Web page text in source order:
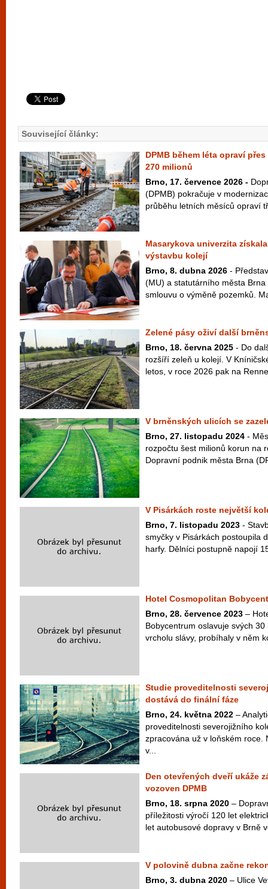
Související články:
DPMB během léta opraví
270 milionů
Brno, 17. července 2026 -
(DPMB) pokračuje v
průběhu letních měsíců opraví
Masarykova univerzita
výstavbu kolejí
Brno, 8. dubna 2026 -
(MU) a statutárního města
smlouvu o výměně pozemků.
Zelené pásy oživí další
Brno, 18. června 2025 - Do
rozšíří zeleň u kolejí. V
letos, v roce 2026 pak na
V brněnských ulicích se
Brno, 27. listopadu 2024 -
rozpočtu šest milionů korun na
Dopravní podnik města Brna
V Pisárkách roste největší
Brno, 7. listopadu 2023 -
smyčky v Pisárkách postoupila
harfy. Dělníci postupně napojí
Hotel Cosmopolitan
Brno, 28. července 2023 –
Bobycentrum oslavuje svých
vrcholu slávy, probíhaly v něm
Studie proveditelnosti
dostává do finální fáze
Brno, 24. května 2022 –
proveditelnosti severojižního
zpracována už v loňském
v...
Den otevřených dveří ukáže
vozoven DPMB
Brno, 18. srpna 2020 –
příležitosti výročí 120 let
let autobusové dopravy v Brně
V polovině dubna začne
Brno, 3. dubna 2020 – Ulice